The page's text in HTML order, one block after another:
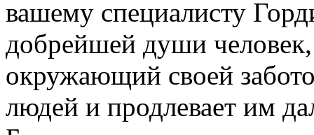
вашему специалисту
добрейшей души
окружающий своей
людей и продлевает им